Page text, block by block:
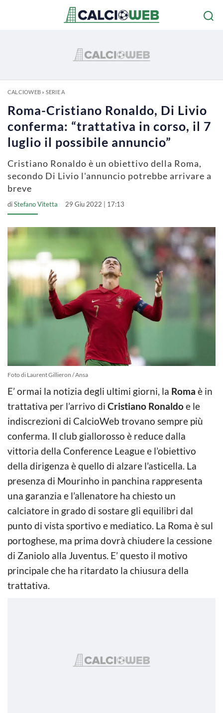
CALCIOWEB» SERIE A
Roma-Cristiano Ronaldo, Di Livio
conferma: “trattativa in corso, il 7
luglio il possibile annuncio”
Cristiano Ronaldo è un obiettivo della Roma,
secondo Di Livio l'annuncio potrebbe arrivare a
breve
diStefano Vitetta 29 Giu 2022 | 17:13
Foto di Laurent Gillieron / Ansa
E’ ormai la notizia degli ultimi giorni, la Roma è in
trattativa per l’arrivo di Cristiano Ronaldoe le
indiscrezioni di CalcioWeb trovano sempre più
conferma. Il club giallorosso è reduce dalla
vittoria della Conference League e l’obiettivo
della dirigenza è quello di alzare l’asticella. La
presenza di Mourinho in panchina rappresenta
una garanzia e l’allenatore ha chiesto un
calciatore in grado di sostare gli equilibri dal
punto di vista sportivo e mediatico. La Roma è sul
portoghese, ma prima dovrà chiudere la cessione
di Zaniolo alla Juventus. E’ questo il motivo
principale che ha ritardato la chiusura della
trattativa.